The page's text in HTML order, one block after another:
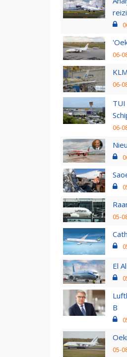
06-
06-
06-
05-
El
B
05-